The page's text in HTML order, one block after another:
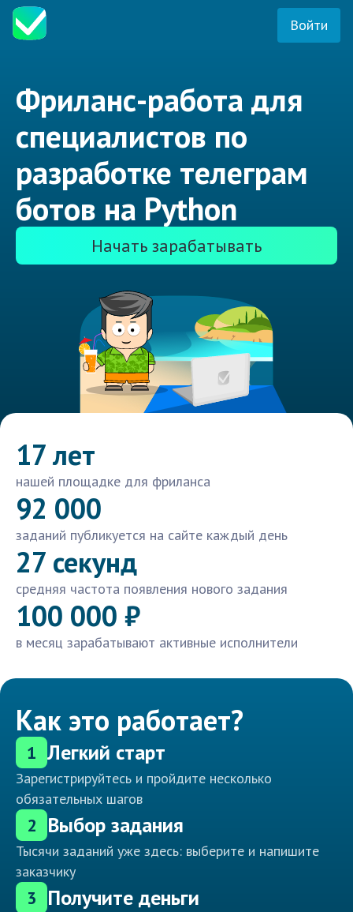
Войти
Фриланс-работа для
специалистов по
разработке телеграм
ботов на Python
Начать зарабатывать
17 лет
нашей площадке для фриланса
92 000
заданий публикуется на сайте каждый день
27 секунд
средняя частота появления нового задания
100 000 ₽
в месяц зарабатывают активные исполнители
Как это работает?
1 Легкий старт
Зарегистрируйтесь и пройдите несколько
обязательных шагов
2 Выбор задания
Тысячи заданий уже здесь: выберите и напишите
заказчику
3 Получите деньги